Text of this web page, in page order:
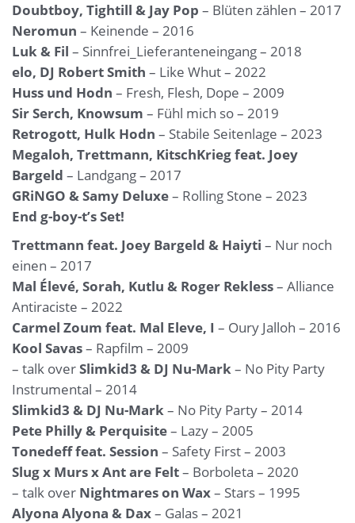
Doubtboy, Tightill & Jay Pop – Blüten zählen – 2017
Neromun – Keinende – 2016
Luk & Fil – Sinnfrei_Lieferanteneingang – 2018
elo, DJ Robert Smith – Like Whut – 2022
Huss und Hodn – Fresh, Flesh, Dope – 2009
Sir Serch, Knowsum – Fühl mich so – 2019
Retrogott, Hulk Hodn – Stabile Seitenlage – 2023
Megaloh, Trettmann, KitschKrieg feat. Joey
Bargeld – Landgang – 2017
GRiNGO & Samy Deluxe– Rolling Stone – 2023
End g-boy-t’s Set!
Trettmann feat. Joey Bargeld & Haiyti – Nur noch
einen – 2017
Mal Élevé, Sorah, Kutlu & Roger Rekless– Alliance
Antiraciste – 2022
Carmel Zoum feat. Mal Eleve, I – Oury Jalloh – 2016
Kool Savas– Rapfilm – 2009
– talk overSlimkid3 & DJ Nu-Mark– No Pity Party
Instrumental – 2014
Slimkid3 & DJ Nu-Mark– No Pity Party – 2014
Pete Philly & Perquisite– Lazy – 2005
Tonedeff feat. Session – Safety First – 2003
Slug x Murs x Ant are Felt– Borboleta – 2020
– talk over Nightmares on Wax– Stars – 1995
Alyona Alyona & Dax– Galas – 2021